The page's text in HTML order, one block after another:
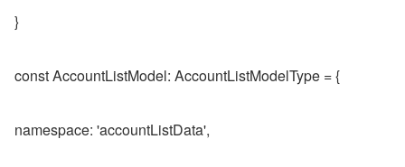
}
const AccountListModel: AccountListModelType = {
namespace: 'accountListData',